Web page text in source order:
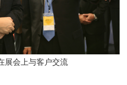
展会上与客户交流